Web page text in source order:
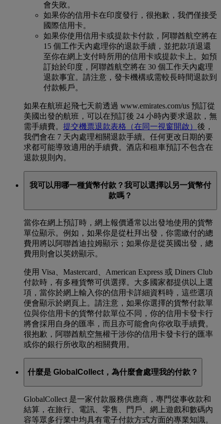
會失敗。
如果你的信用卡在印度發行，很抱歉，我們僅接受
國際信用卡。
如果你使用信用卡或提款卡付款，阿聯酋航空將在
15 個工作天內處理你的退款手續，並把款項退還
至你在網上支付時所用的信用卡或提款卡上。如預
訂始於印度，阿聯酋航空將在 30 個工作天內處理
退款事宜。請注意，發卡機構或需較長時間退款到
付款帳戶。
如果在航班起飛七天前透過 www.emirates.com/us 預訂從
美國出發的航班，可以在預訂後 24 小時內要求退款，無
需手續費。 提交機票退款表格 （在同一視窗開啟） 後，
我們會在 7 天內處理相關退款手續。任何更改日期的要
求都可能導致適用的手續費。酒店和租車預訂不包含在
退款規則內。
我可以用哪一種貨幣付款？我可以選擇以另一貨幣付
款嗎？
當你在網上預訂時，網上報價通常以出發地使用的貨幣
單位顯示。例如，如果你是從杜拜出發，你需繳付的總
費用將以阿聯酋迪拉姆顯示；如果你是從英國出發，總
費用則會以英鎊顯示。
使用 Visa、Mastercard、American Express 或 Diners Club
付款時，有多種貨幣可供選擇。大多國家都提供以上選
項，當你於網上輸入你的信用卡詳細資料時，這些選項
便會顯示於網頁上。請注意，如果你選擇的貨幣付款單
位與你信用卡的貨幣付款單位不同，你的信用卡發卡行
將會採用自身的匯率，而且亦可能會向你收取手續費。
很抱歉，阿聯酋航空無權干涉你的信用卡發卡行的匯率
或你的銀行所收取的相關費用。
什麼是 GlobalCollect，為什麼會處理我的付款？
GlobalCollect 是一家付款服務供應商，專門從事收款和
結算，在旅行、電訊、零售、門戶、網上遊戲和數碼內
容等眾多行業中均具有電子付款方式方面的專業知識。